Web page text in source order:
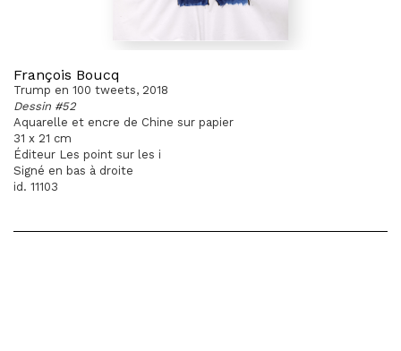
François Boucq
Trump en 100 tweets, 2018
Dessin #52
Aquarelle et encre de Chine sur papier
31 x 21 cm
Éditeur Les point sur les i
Signé en bas à droite
id. 11103